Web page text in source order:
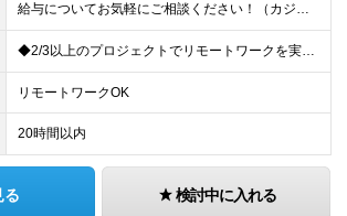
給与についてお気軽にご相談ください！（カジュアル面談可能） 月給35万円～＋各種手当＋賞与2回 ※固定残業代は、時間外労働の有無に関わらず40時間分を87,500円～支給 ※超過分は別途支給 ※試用
◆2/3以上のプロジェクトでリモートワークを実施中！ ≪自社拠点≫ ・東京本社／東京都千代田区丸の内二丁目6番1号 丸の内パークビルディング6階 ・関西支社／⼤阪府⼤阪市中央区安⼟町2-3-13 ⼤
リモートワークOK
20時間以内
る 検討中に入れる